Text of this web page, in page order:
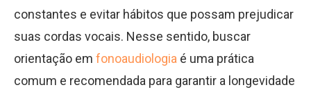
constantes e evitar hábitos que possam prejudicar
suas cordas vocais. Nesse sentido, buscar
orientação em fonoaudiologia é uma prática
comum e recomendada para garantir a longevidade